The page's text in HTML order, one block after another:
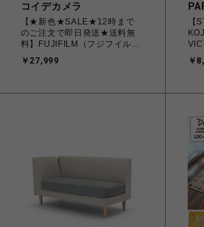
コイデカメラ
【★新色★SALE★12時まで
のご注文で即日発送★送料無
料】FUJIFILM（フジフイル
ム） チェキカメラ INSTAX
mini99 シルバー
￥27,999
【
￥